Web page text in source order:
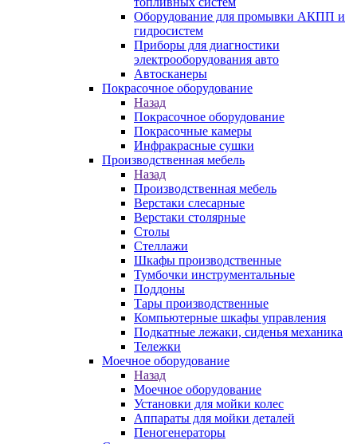
Оборудование для промывки АКПП и
гидросистем
Приборы для диагностики
электрооборудования авто
Автосканеры
Покрасочное оборудование
Назад
Покрасочное оборудование
Покрасочные камеры
Инфракрасные сушки
Производственная мебель
Назад
Производственная мебель
Верстаки слесарные
Верстаки столярные
Столы
Стеллажи
Шкафы производственные
Тумбочки инструментальные
Поддоны
Тары производственные
Компьютерные шкафы управления
Подкатные лежаки, сиденья механика
Тележки
Моечное оборудование
Назад
Моечное оборудование
Установки для мойки колес
Аппараты для мойки деталей
Пеногенераторы